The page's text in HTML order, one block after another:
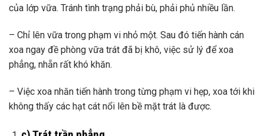
của lớp vữa. Tránh tình trạng phải bù, phải phủ nhiều lần.
– Chỉ lên vữa trong phạm vi nhỏ một. Sau đó tiến hành cán
xoa ngay đề phòng vữa trát đã bị khô, việc sử lý để xoa
phẳng, nhẵn rất khó khăn.
– Việc xoa nhăn tiến hành trong từng phạm vi hẹp, xoa tới khi
không thấy các hạt cát nổi lên bề mặt trát là được.